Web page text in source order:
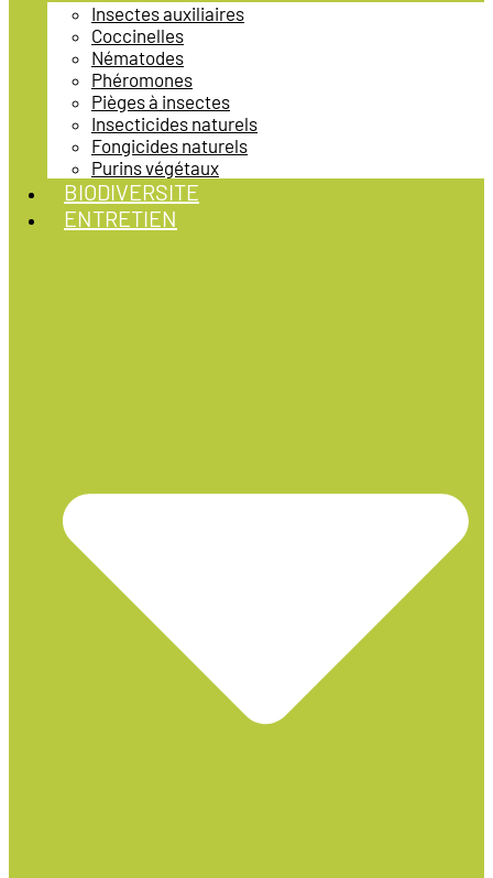
Insectes auxiliaires
Coccinelles
Nématodes
Phéromones
Pièges à insectes
Insecticides naturels
Fongicides naturels
Purins végétaux
BIODIVERSITE
ENTRETIEN